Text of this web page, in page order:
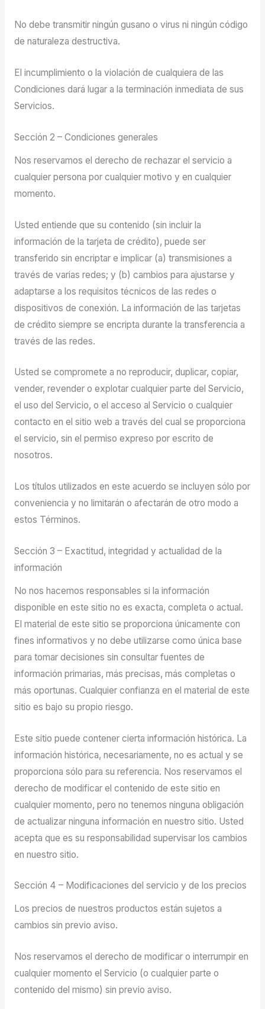
No debe transmitir ningún gusano o virus ni ningún código
de naturaleza destructiva.
El incumplimiento o la violación de cualquiera de las
Condiciones dará lugar a la terminación inmediata de sus
Servicios.
Sección 2 – Condiciones generales
Nos reservamos el derecho de rechazar el servicio a
cualquier persona por cualquier motivo y en cualquier
momento.
Usted entiende que su contenido (sin incluir la
información de la tarjeta de crédito), puede ser
transferido sin encriptar e implicar (a) transmisiones a
través de varias redes; y (b) cambios para ajustarse y
adaptarse a los requisitos técnicos de las redes o
dispositivos de conexión. La información de las tarjetas
de crédito siempre se encripta durante la transferencia a
través de las redes.
Usted se compromete a no reproducir, duplicar, copiar,
vender, revender o explotar cualquier parte del Servicio,
el uso del Servicio, o el acceso al Servicio o cualquier
contacto en el sitio web a través del cual se proporciona
el servicio, sin el permiso expreso por escrito de
nosotros.
Los títulos utilizados en este acuerdo se incluyen sólo por
conveniencia y no limitarán o afectarán de otro modo a
estos Términos.
Sección 3 – Exactitud, integridad y actualidad de la
información
No nos hacemos responsables si la información
disponible en este sitio no es exacta, completa o actual.
El material de este sitio se proporciona únicamente con
fines informativos y no debe utilizarse como única base
para tomar decisiones sin consultar fuentes de
información primarias, más precisas, más completas o
más oportunas. Cualquier confianza en el material de este
sitio es bajo su propio riesgo.
Este sitio puede contener cierta información histórica. La
información histórica, necesariamente, no es actual y se
proporciona sólo para su referencia. Nos reservamos el
derecho de modificar el contenido de este sitio en
cualquier momento, pero no tenemos ninguna obligación
de actualizar ninguna información en nuestro sitio. Usted
acepta que es su responsabilidad supervisar los cambios
en nuestro sitio.
Sección 4 – Modificaciones del servicio y de los precios
Los precios de nuestros productos están sujetos a
cambios sin previo aviso.
Nos reservamos el derecho de modificar o interrumpir en
cualquier momento el Servicio (o cualquier parte o
contenido del mismo) sin previo aviso.